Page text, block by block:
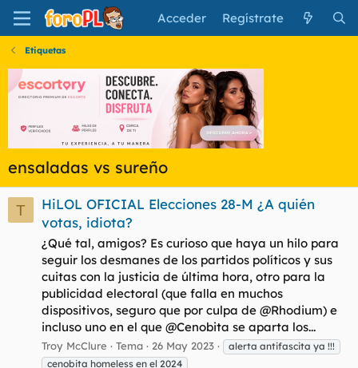
Acceder Regístrate
Etiquetas
ensaladas vs sureño
T
HiLOL OFICIAL Elecciones 28-M ¿A quién
votas, idiota?
¿Qué tal, amigos? Es curioso que haya un hilo para
seguir los desmanes de los partidos políticos y sus
cuitas con la justicia de última hora, otro para la
publicidad electoral (que falla en muchos
dispositivos, seguro que por culpa de @Rhodium) e
incluso uno en el que @Cenobita se aparta los...
Troy McClure Tema 26 May 2023
alerta antifascita ya !!!
cenobita homeless en el 2024